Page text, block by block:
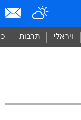
ויראלי תרבות